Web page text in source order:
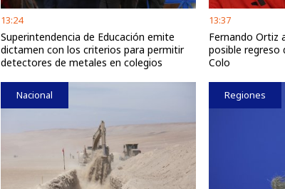
13:24
Superintendencia de Educación emite
dictamen con los criterios para permitir
detectores de metales en colegios
13:37
Fernando Ortiz
posible regreso
Colo
Nacional Regiones